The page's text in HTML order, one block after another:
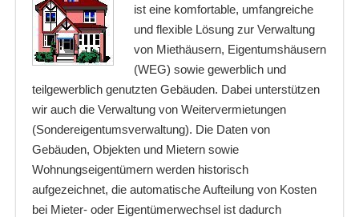
ist eine komfortable, umfangreiche
und flexible Lösung zur Verwaltung
von Miethäusern, Eigentumshäusern
(WEG) sowie gewerblich und
teilgewerblich genutzten Gebäuden. Dabei unterstützen
wir auch die Verwaltung von Weitervermietungen
(Sondereigentumsverwaltung). Die Daten von
Gebäuden, Objekten und Mietern sowie
Wohnungseigentümern werden historisch
aufgezeichnet, die automatische Aufteilung von Kosten
bei Mieter- oder Eigentümerwechsel ist dadurch